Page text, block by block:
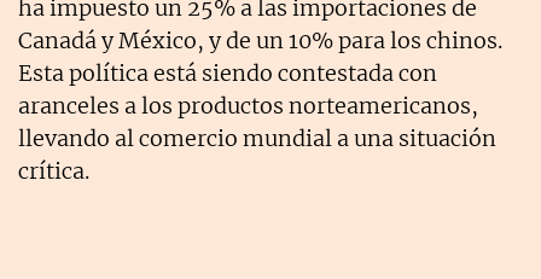
ha impuesto un 25% a las importaciones de
Canadá y México, y de un 10% para los chinos.
Esta política está siendo contestada con
aranceles a los productos norteamericanos,
llevando al comercio mundial a una situación
crítica.